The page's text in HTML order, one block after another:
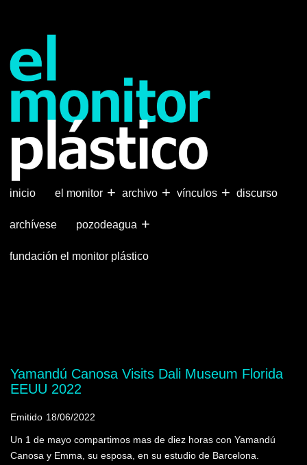
principal
inicio +
el monitor +
archivo +
vínculos discurso
archívese +
pozodeagua
fundación el monitor plástico
Yamandú Canosa Visits Dali Museum Florida
EEUU 2022
Emitido 18/06/2022
Un 1 de mayo compartimos mas de diez horas con Yamandú
Canosa y Emma, su esposa, en su estudio de Barcelona.